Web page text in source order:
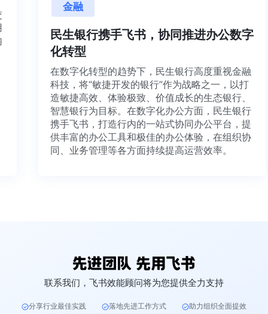
金融
民生银行携手飞书，协同推进办公数字
化转型
在数字化转型的趋势下，民生银行高度重视金融
科技，将“敏捷开发的银行”作为战略之一，以打
造敏捷高效、体验极致、价值成长的生态银行、
智慧银行为目标。在数字化办公方面，民生银行
携手飞书，打造行内的一站式协同办公平台，提
供丰富的办公工具和极佳的办公体验，在组织协
同、业务管理等各方面持续提高运营效率。
联系我们，飞书效能顾问将为您提供全力支持
分享行业最佳实践 落地先进工作方式 助力组织全面提效